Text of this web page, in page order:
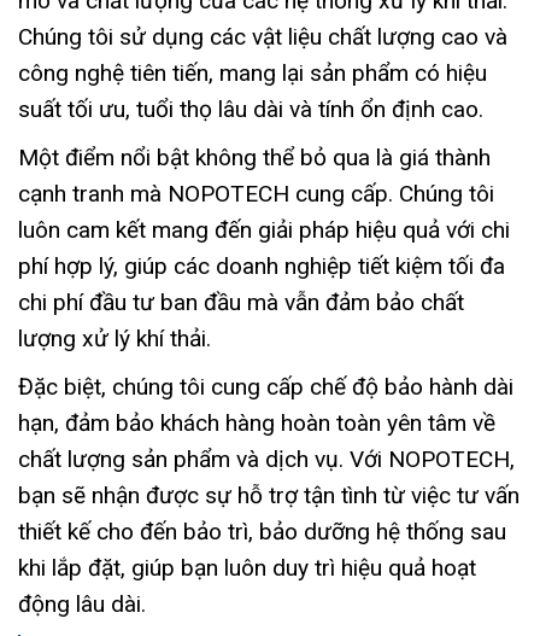
Chúng tôi sử dụng các vật liệu chất lượng cao và
công nghệ tiên tiến, mang lại sản phẩm có hiệu
suất tối ưu, tuổi thọ lâu dài và tính ổn định cao.
Một điểm nổi bật không thể bỏ qua là giá thành
cạnh tranh mà NOPOTECH cung cấp. Chúng tôi
luôn cam kết mang đến giải pháp hiệu quả với chi
phí hợp lý, giúp các doanh nghiệp tiết kiệm tối đa
chi phí đầu tư ban đầu mà vẫn đảm bảo chất
lượng xử lý khí thải.
Đặc biệt, chúng tôi cung cấp chế độ bảo hành dài
hạn, đảm bảo khách hàng hoàn toàn yên tâm về
chất lượng sản phẩm và dịch vụ. Với NOPOTECH,
bạn sẽ nhận được sự hỗ trợ tận tình từ việc tư vấn
thiết kế cho đến bảo trì, bảo dưỡng hệ thống sau
khi lắp đặt, giúp bạn luôn duy trì hiệu quả hoạt
động lâu dài.